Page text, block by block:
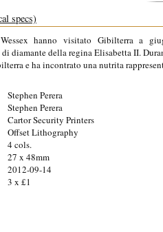
specs)
hanno visitato Gibilterra a
diamante della regina Elisabetta II.
e ha incontrato una nutrita
Stephen Perera
Stephen Perera
Cartor Security Printers
Offset Lithography
4 cols.
27 x 48mm
2012-09-14
3 x £1